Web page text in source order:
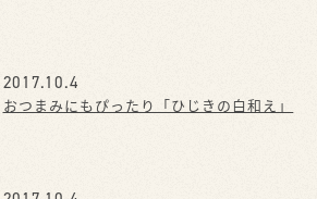
2017.10.4
おつまみにもぴったり「ひじきの白和え」